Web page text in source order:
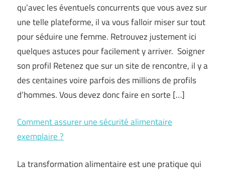
qu’avec les éventuels concurrents que vous avez sur
une telle plateforme, il va vous falloir miser sur tout
pour séduire une femme. Retrouvez justement ici
quelques astuces pour facilement y arriver. Soigner
son profil Retenez que sur un site de rencontre, il y a
des centaines voire parfois des millions de profils
d’hommes. Vous devez donc faire en sorte […]
Comment assurer une sécurité alimentaire
exemplaire ?
La transformation alimentaire est une pratique qui